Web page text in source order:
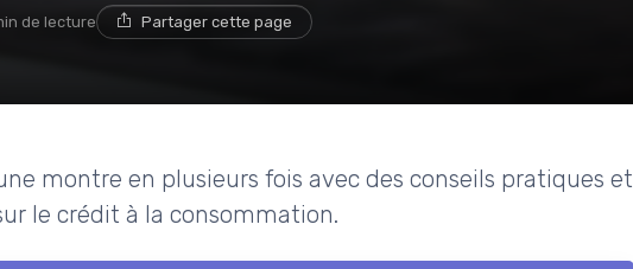
de lecture Partager cette page
montre en plusieurs fois avec des conseils pratiques et
le crédit à la consommation.